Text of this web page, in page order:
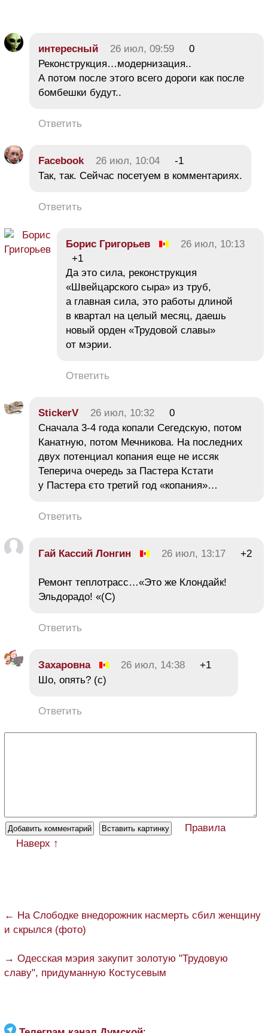
интересный 26 июл, 09:59
0
Реконструкция…модернизация..
А потом после этого всего дороги как после
бомбешки будут..
Ответить
Facebook 26 июл, 10:04
-1
Так, так. Сейчас посетуем в комментариях.
Ответить
Борис Григорьев
26 июл, 10:13
+1
Да это сила, реконструкция
«Швейцарского сыра» из труб,
а главная сила, это работы длиной
в квартал на целый месяц, даешь
новый орден «Трудовой славы»
от мэрии.
Ответить
StickerV 26 июл, 10:32
0
Сначала 3-4 года копали Сегедскую, потом
Канатную, потом Мечникова. На последних
двух потенциал копания еще не иссяк
Теперича очередь за Пастера Кстати
у Пастера єто третий год «копания»…
Ответить
Гай Кассий Лонгин 26 июл, 13:17 +2
Ремонт теплотрасс…«Это же Клондайк!
Эльдорадо! «(С)
Ответить
Захаровна 26 июл, 14:38
+1
Шо, опять? (с)
Ответить
Правила
Наверх ↑
← На Слободке внедорожник насмерть сбил женщину
и скрылся (фото)
→ Одесская мэрия закупит золотую "Трудовую
славу", придуманную Костусевым